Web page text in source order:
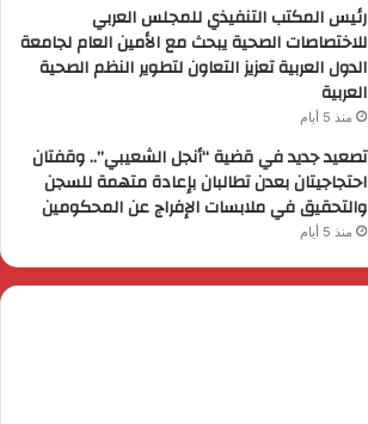
رئيس المكتب التنفيذي للمجلس العربي
للاختصاصات الصحية يبحث مع الأمين العام لجامعة
الدول العربية تعزيز التعاون لتطوير النظم الصحية
العربية
منذ 5 أيام
تصعيد جديد في قضية “أنجل الشعيبي”.. وقفتان
احتجاجيتان بعدن تطالبان بإعادة متهمة للسجن
والتحقيق في ملابسات الإفراج عن المحكومين
منذ 5 أيام